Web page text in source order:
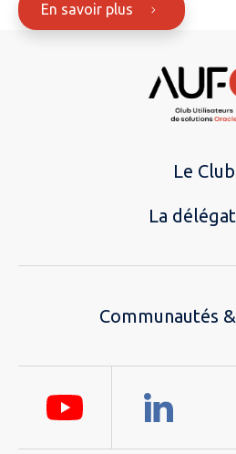
En savoir plus
Le Club
La
Communautés